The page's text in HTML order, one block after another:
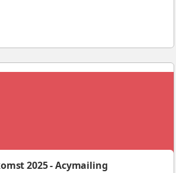
2025 - Acymailing